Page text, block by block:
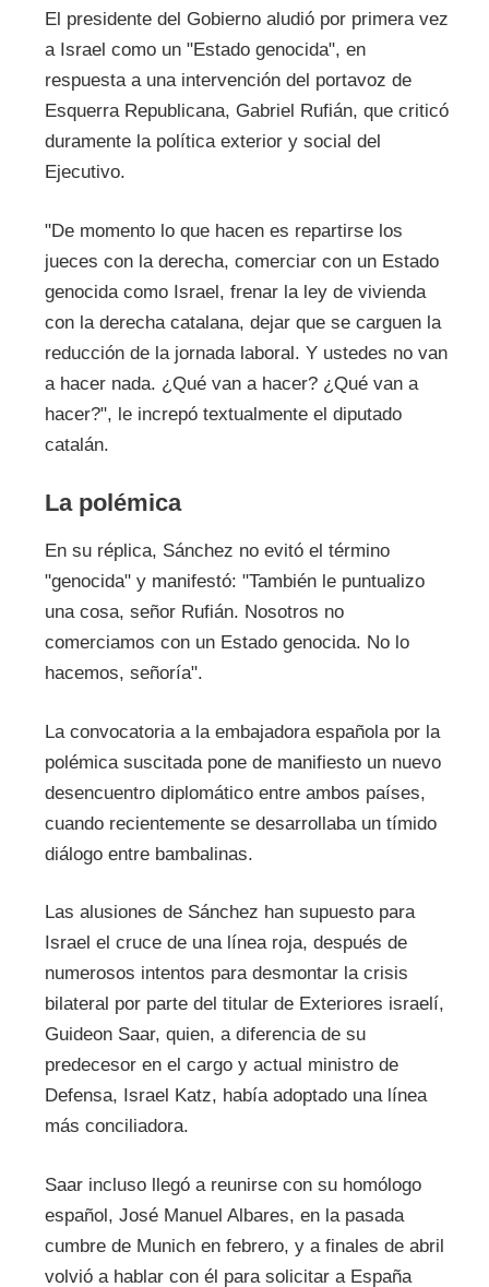
El presidente del Gobierno aludió por primera vez
a Israel como un "Estado genocida", en
respuesta a una intervención del portavoz de
Esquerra Republicana, Gabriel Rufián, que criticó
duramente la política exterior y social del
Ejecutivo.
"De momento lo que hacen es repartirse los
jueces con la derecha, comerciar con un Estado
genocida como Israel, frenar la ley de vivienda
con la derecha catalana, dejar que se carguen la
reducción de la jornada laboral. Y ustedes no van
a hacer nada. ¿Qué van a hacer? ¿Qué van a
hacer?", le increpó textualmente el diputado
catalán.
La polémica
En su réplica, Sánchez no evitó el término
"genocida" y manifestó: "También le puntualizo
una cosa, señor Rufián. Nosotros no
comerciamos con un Estado genocida. No lo
hacemos, señoría".
La convocatoria a la embajadora española por la
polémica suscitada pone de manifiesto un nuevo
desencuentro diplomático entre ambos países,
cuando recientemente se desarrollaba un tímido
diálogo entre bambalinas.
Las alusiones de Sánchez han supuesto para
Israel el cruce de una línea roja, después de
numerosos intentos para desmontar la crisis
bilateral por parte del titular de Exteriores israelí,
Guideon Saar, quien, a diferencia de su
predecesor en el cargo y actual ministro de
Defensa, Israel Katz, había adoptado una línea
más conciliadora.
Saar incluso llegó a reunirse con su homólogo
español, José Manuel Albares, en la pasada
cumbre de Munich en febrero, y a finales de abril
volvió a hablar con él para solicitar a España